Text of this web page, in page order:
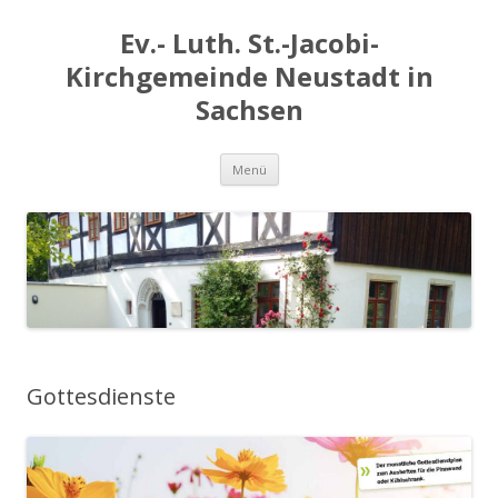
Ev.- Luth. St.-Jacobi-
Kirchgemeinde Neustadt in
Sachsen
Menü Zum
springen
Gottesdienste